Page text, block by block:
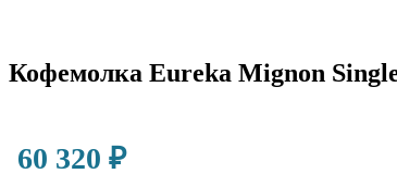
Кофемолка Eureka Mignon
60 320 ₽